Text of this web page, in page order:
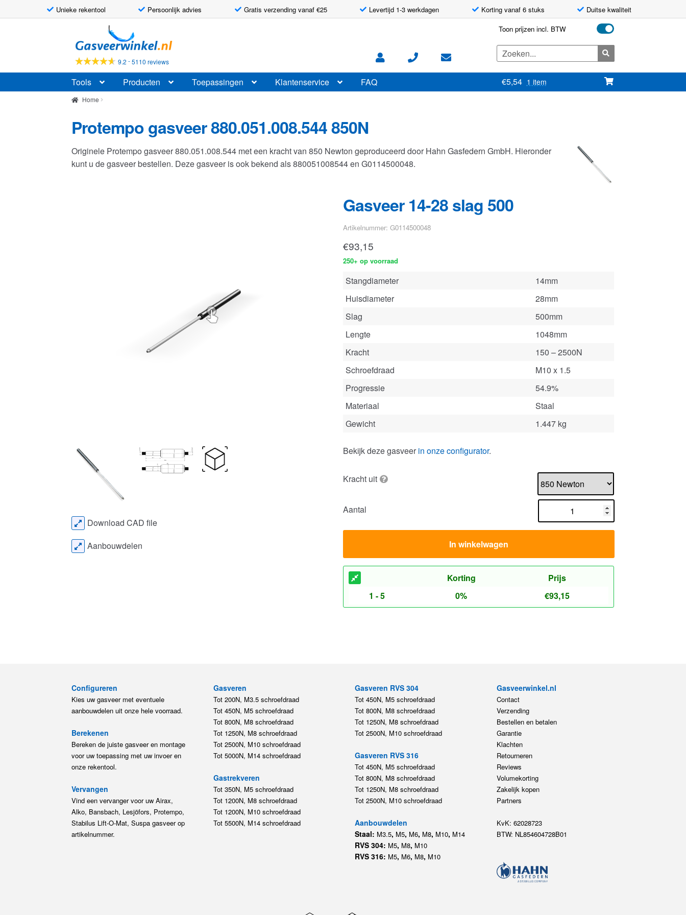
Unieke rekentool Persoonlijk advies Gratis verzending vanaf €25 Levertijd 1-3 werkdagen Korting vanaf 6 stuks Duitse kwaliteit
door
naar
navigatie
naar
de
inhoud
9.2 -5110 reviews
Toon prijzen incl. BTW
Zoeken
naar:
Tools Producten Toepassingen Klantenservice FAQ €5,54 1 item
Home
Protempo gasveer 880.051.008.544 850N
Originele Protempo gasveer 880.051.008.544 met een kracht van 850 Newton geproduceerd door Hahn Gasfedern GmbH. Hieronder
kunt u de gasveer bestellen. Deze gasveer is ook bekend als 880051008544 en G0114500048.
Gasveer 14-28 slag 500
Artikelnummer: G0114500048
€93,15
250+ op voorraad
Stangdiameter
14mm
Huisdiameter
28mm
Slag
500mm
Lengte
1048mm
Kracht
150 – 2500N
Schroefdraad
M10 x 1.5
Progressie
54.9%
Materiaal
Staal
Gewicht
1.447 kg
Bekijk deze gasveer in onze configurator.
Kracht uit
Aantal
In winkelwagen
Korting
Prijs
1 - 5
0% €93,15
Download CAD file
Aanbouwdelen
Configureren
Kies uw gasveer met eventuele
aanbouwdelen uit onze hele voorraad.
Berekenen
Bereken de juiste gasveer en montage
voor uw toepassing met uw invoer en
onze rekentool.
Vervangen
Vind een vervanger voor uw Airax,
Alko, Bansbach, Lesjöfors, Protempo,
Stabilus Lift-O-Mat, Suspa gasveer op
artikelnummer.
Gasveren
Tot 200N, M3.5 schroefdraad
Tot 450N, M5 schroefdraad
Tot 800N, M8 schroefdraad
Tot 1250N, M8 schroefdraad
Tot 2500N, M10 schroefdraad
Tot 5000N, M14 schroefdraad
Gastrekveren
Tot 350N, M5 schroefdraad
Tot 1200N, M8 schroefdraad
Tot 1200N, M10 schroefdraad
Tot 5500N, M14 schroefdraad
Gasveren RVS 304
Tot 450N, M5 schroefdraad
Tot 800N, M8 schroefdraad
Tot 1250N, M8 schroefdraad
Tot 2500N, M10 schroefdraad
Gasveren RVS 316
Tot 450N, M5 schroefdraad
Tot 800N, M8 schroefdraad
Tot 1250N, M8 schroefdraad
Tot 2500N, M10 schroefdraad
Aanbouwdelen
Staal: M3.5, M5, M6, M8, M10, M14
RVS 304: M5, M8, M10
RVS 316: M5, M6, M8, M10
Gasveerwinkel.nl
Contact
Verzending
Bestellen en betalen
Garantie
Klachten
Retourneren
Reviews
Volumekorting
Zakelijk kopen
Partners
KvK: 62028723
BTW: NL854604728B01